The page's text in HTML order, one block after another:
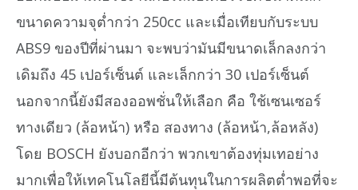
ขนาดความจุต่ำกว่า 250cc และเมื่อเทียบกับระบบ
ABS9 ของปีที่ผ่านมา จะพบว่ามันมีขนาดเล็กลงกว่า
เดิมถึง 45 เปอร์เซ็นต์ และเล็กกว่า 30 เปอร์เซ็นต์
นอกจากนี้ยังมีสองออพชั่นให้เลือก คือ ใช้เซนเซอร์
ทางเดียว (ล้อหน้า) หรือ สองทาง (ล้อหน้า,ล้อหลัง)
โดย BOSCH ยังบอกอีกว่า พวกเขาต้องทุ่มเทอย่าง
มากเพื่อให้เทคโนโลยีนี้มีต้นทุนในการผลิตต่ำพอที่จะ